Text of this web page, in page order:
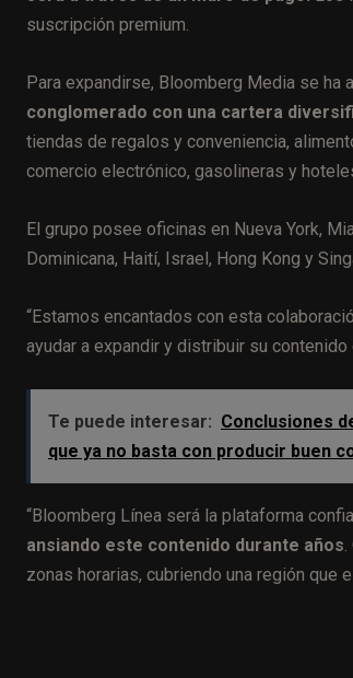
suscripción premium.
Para expandirse, Bloomberg Media se ha
conglomerado con una cartera
tiendas de regalos y conveniencia,
comercio electrónico, gasolineras y
El grupo posee oficinas en Nueva York,
Dominicana, Haití, Israel, Hong Kong y
“Estamos encantados con esta
ayudar a expandir y distribuir su
Te puede interesar: Conclusiones
que ya no basta con producir buen
“Bloomberg Línea será la plataforma
ansiando este contenido durante años
zonas horarias, cubriendo una región que